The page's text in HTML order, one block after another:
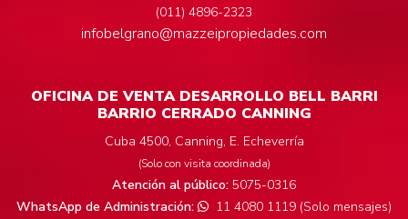
(011) 4896-2323
infobelgrano@mazzeipropiedades.com
OFICINA DE VENTA DESARROLLO BELL BARRI
BARRIO CERRADO CANNING
Cuba 4500, Canning, E. Echeverría
(Solo con visita coordinada)
Atención al público: 5075-0316
WhatsApp de Administración:
11 4080 1119 (Solo mensajes)